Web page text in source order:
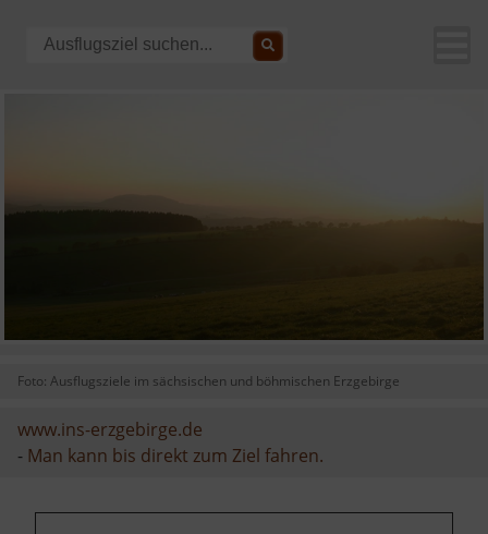
Foto: Ausflugsziele im sächsischen und böhmischen Erzgebirge
www.ins-erzgebirge.de
- Man kann bis direkt zum Ziel fahren.